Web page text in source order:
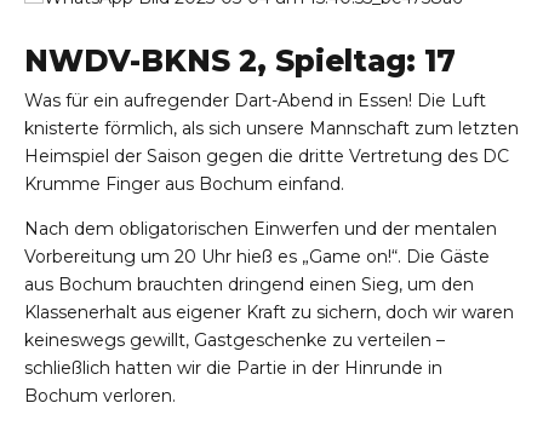
NWDV-BKNS 2, Spieltag: 17
Was für ein aufregender Dart-Abend in Essen! Die Luft
knisterte förmlich, als sich unsere Mannschaft zum letzten
Heimspiel der Saison gegen die dritte Vertretung des DC
Krumme Finger aus Bochum einfand.
Nach dem obligatorischen Einwerfen und der mentalen
Vorbereitung um 20 Uhr hieß es „Game on!“. Die Gäste
aus Bochum brauchten dringend einen Sieg, um den
Klassenerhalt aus eigener Kraft zu sichern, doch wir waren
keineswegs gewillt, Gastgeschenke zu verteilen –
schließlich hatten wir die Partie in der Hinrunde in
Bochum verloren.